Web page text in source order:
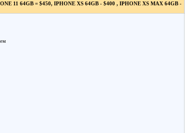
11 64GB = $450, IPHONE XS 64GB - $400 , IPHONE XS MAX 64GB -